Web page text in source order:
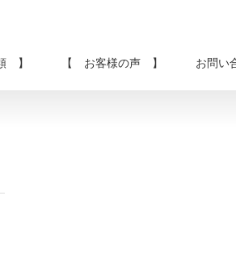
】 【 お客様の声 】 お問い